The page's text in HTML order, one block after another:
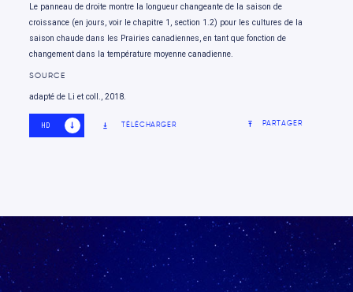
Le panneau de droite montre la longueur changeante de la saison de
croissance (en jours, voir le chapitre 1, section 1.2) pour les cultures de la
saison chaude dans les Prairies canadiennes, en tant que fonction de
changement dans la température moyenne canadienne.
SOURCE
adapté de Li et coll., 2018.
HD SD TÉLÉCHARGER PARTAGER